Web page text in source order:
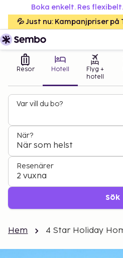
Boka enkelt. Res
💦 Just nu: Kampanjpriser på
Resor Hotell
Flyg +
hotell
Var vill du bo?
När?
När som helst
Resenärer
2 vuxna
Sök
Hem 4 Star Holiday